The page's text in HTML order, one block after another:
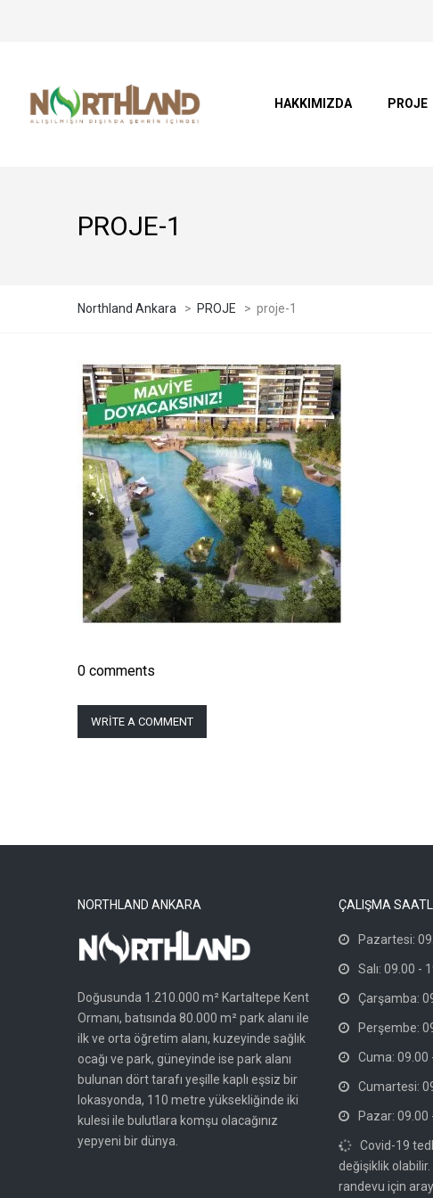
HAKKIMIZDA PROJE
PROJE-1
Northland Ankara > PROJE > proje-1
0 comments
WRITE A COMMENT
NORTHLAND ANKARA
Doğusunda 1.210.000 m² Kartaltepe Kent
Ormanı, batısında 80.000 m² park alanı ile
ilk ve orta öğretim alanı, kuzeyinde sağlık
ocağı ve park, güneyinde ise park alanı
bulunan dört tarafı yeşille kaplı eşsiz bir
lokasyonda, 110 metre yüksekliğinde iki
kulesi ile bulutlara komşu olacağınız
yepyeni bir dünya.
ÇALIŞMA
Pazartesi:
Salı: 09.00 -
Çarşamba:
Perşembe:
Cuma: 09.00
Cumartesi:
Pazar: 09.00
Covid-19
değişiklik
randevu için